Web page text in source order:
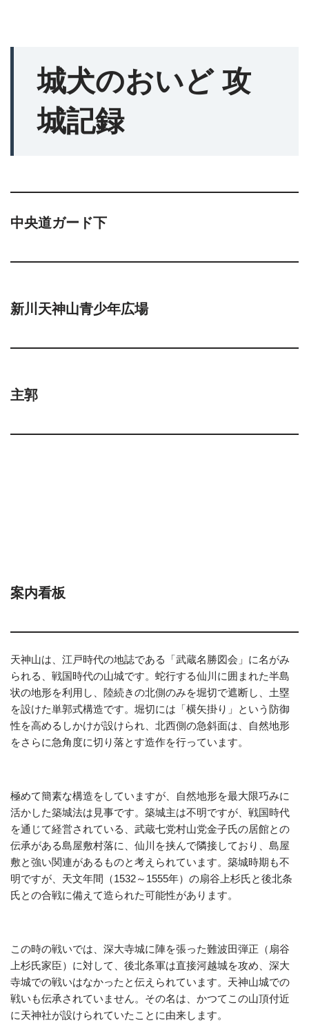
城犬のおいど 攻
城記録
中央道ガード下
新川天神山青少年広場
主郭
案内看板
天神山は、江戸時代の地誌である「武蔵名勝図会」に名がみ
られる、戦国時代の山城です。蛇行する仙川に囲まれた半島
状の地形を利用し、陸続きの北側のみを堀切で遮断し、土塁
を設けた単郭式構造です。堀切には「横矢掛り」という防御
性を高めるしかけが設けられ、北西側の急斜面は、自然地形
をさらに急角度に切り落とす造作を行っています。
極めて簡素な構造をしていますが、自然地形を最大限巧みに
活かした築城法は見事です。築城主は不明ですが、戦国時代
を通じて経営されている、武蔵七党村山党金子氏の居館との
伝承がある島屋敷村落に、仙川を挟んで隣接しており、島屋
敷と強い関連があるものと考えられています。築城時期も不
明ですが、天文年間（1532～1555年）の扇谷上杉氏と後北条
氏との合戦に備えて造られた可能性があります。
この時の戦いでは、深大寺城に陣を張った難波田弾正（扇谷
上杉氏家臣）に対して、後北条軍は直接河越城を攻め、深大
寺城での戦いはなかったと伝えられています。天神山城での
戦いも伝承されていません。その名は、かつてこの山頂付近
に天神社が設けられていたことに由来します。